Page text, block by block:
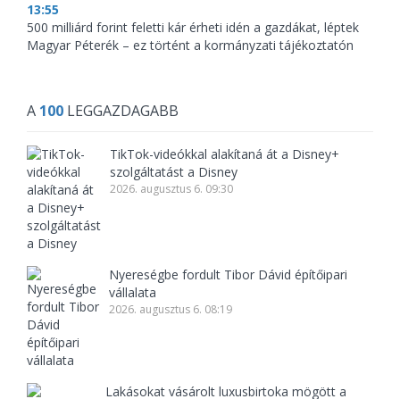
13:55
500 milliárd forint feletti kár érheti idén a gazdákat, léptek
Magyar Péterék – ez történt a kormányzati tájékoztatón
A 100 LEGGAZDAGABB
TikTok-videókkal alakítaná át a Disney+
szolgáltatást a Disney
2026. augusztus 6. 09:30
Nyereségbe fordult Tibor Dávid építőipari
vállalata
2026. augusztus 6. 08:19
Lakásokat vásárolt luxusbirtoka mögött a